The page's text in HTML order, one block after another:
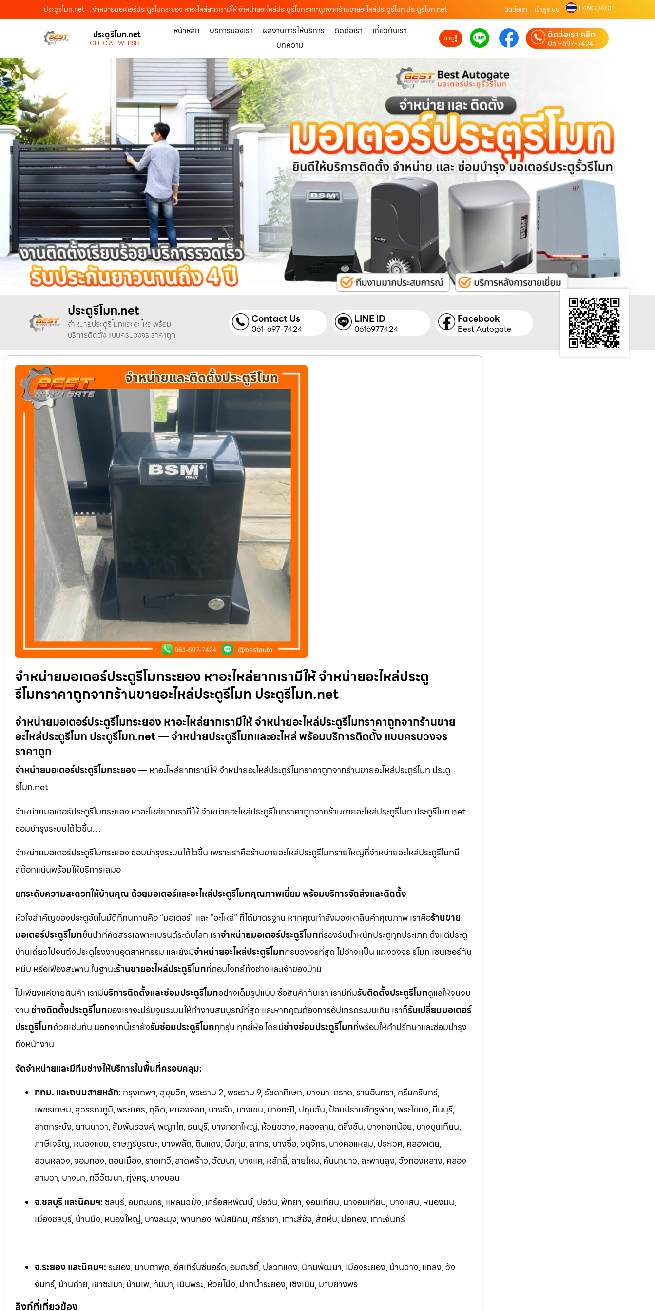
ประตูรีโมท.net : จำหน่ายมอเตอร์ประตูรีโมทระยอง หาอะไหล่ยากเรามีให้ จำหน่ายอะไหล่ประตูรีโมทราคาถูกจากร้านขายอะไหล่ประตูรีโมท ประตูรีโมท.net ติดต่อเรา เข้าสู่ระบบ LANGUAGE
ประตูรีโมท.net
OFFICIAL WEBSITE
หน้าหลัก บริการของเรา ผลงานการให้บริการ ติดต่อเรา
เกี่ยวกับเรา
บทความ
เมนู ติดต่อเรา คลิก
061-697-7424
ประตูรีโมท.net
จำหน่ายประตูรีโมทและอะไหล่ พร้อม
บริการติดตั้ง แบบครบวงจร ราคาถูก
Contact Us
061-697-7424
LINE ID
0616977424
Facebook
Best Autogate
จำหน่ายมอเตอร์ประตูรีโมทระยอง หาอะไหล่ยากเรามีให้ จำหน่ายอะไหล่ประตู
รีโมทราคาถูกจากร้านขายอะไหล่ประตูรีโมท ประตูรีโมท.net
จำหน่ายมอเตอร์ประตูรีโมทระยอง หาอะไหล่ยากเรามีให้ จำหน่ายอะไหล่ประตูรีโมทราคาถูกจากร้านขาย
อะไหล่ประตูรีโมท ประตูรีโมท.net — จำหน่ายประตูรีโมทและอะไหล่ พร้อมบริการติดตั้ง แบบครบวงจร
ราคาถูก
จำหน่ายมอเตอร์ประตูรีโมทระยอง— หาอะไหล่ยากเรามีให้ จำหน่ายอะไหล่ประตูรีโมทราคาถูกจากร้านขายอะไหล่ประตูรีโมท ประตู
รีโมท.net
จำหน่ายมอเตอร์ประตูรีโมทระยอง หาอะไหล่ยากเรามีให้ จำหน่ายอะไหล่ประตูรีโมทราคาถูกจากร้านขายอะไหล่ประตูรีโมท ประตูรีโมท.net
ซ่อมบำรุงระบบได้ไวขึ้น…
จำหน่ายมอเตอร์ประตูรีโมทระยอง ซ่อมบำรุงระบบได้ไวขึ้น เพราะเราคือร้านขายอะไหล่ประตูรีโมทรายใหญ่ที่จำหน่ายอะไหล่ประตูรีโมทมี
สต๊อกแน่นพร้อมให้บริการเสมอ
ยกระดับความสะดวกให้บ้านคุณ ด้วยมอเตอร์และอะไหล่ประตูรีโมทคุณภาพเยี่ยม พร้อมบริการจัดส่งและติดตั้ง
หัวใจสำคัญของประตูอัตโนมัติที่ทนทานคือ “มอเตอร์” และ “อะไหล่” ที่ได้มาตรฐาน หากคุณกำลังมองหาสินค้าคุณภาพ เราคือร้านขาย
มอเตอร์ประตูรีโมทชั้นนำที่คัดสรรเฉพาะแบรนด์ระดับโลก เราจำหน่ายมอเตอร์ประตูรีโมทที่รองรับน้ำหนักประตูทุกประเภท ตั้งแต่ประตู
บ้านเดี่ยวไปจนถึงประตูโรงงานอุตสาหกรรม และยังมีจำหน่ายอะไหล่ประตูรีโมทครบวงจรที่สุด ไม่ว่าจะเป็น แผงวงจร รีโมท เซนเซอร์กัน
หนีบ หรือเฟืองสะพาน ในฐานะร้านขายอะไหล่ประตูรีโมทที่ตอบโจทย์ทั้งช่างและเจ้าของบ้าน
ไม่เพียงแค่ขายสินค้า เรามีบริการติดตั้งและซ่อมประตูรีโมทอย่างเต็มรูปแบบ ซื้อสินค้ากับเรา เรามีทีมรับติดตั้งประตูรีโมทดูแลให้จนจบ
งาน ช่างติดตั้งประตูรีโมทของเราจะปรับจูนระบบให้ทำงานสมบูรณ์ที่สุด และหากคุณต้องการอัปเกรดระบบเดิม เราก็รับเปลี่ยนมอเตอร์
ประตูรีโมทด้วยเช่นกัน นอกจากนี้เรายังรับซ่อมประตูรีโมททุกรุ่น ทุกยี่ห้อ โดยมีช่างซ่อมประตูรีโมทที่พร้อมให้คำปรึกษาและซ่อมบำรุง
ถึงหน้างาน
จัดจำหน่ายและมีทีมช่างให้บริการในพื้นที่ครอบคลุม:
กทม. และถนนสายหลัก: กรุงเทพฯ, สุขุมวิท, พระราม 2, พระราม 9, รัชดาภิเษก, บางนา-ตราด, รามอินทรา, ศรีนครินทร์,
เพชรเกษม, สุวรรณภูมิ, พระนคร, ดุสิต, หนองจอก, บางรัก, บางเขน, บางกะปิ, ปทุมวัน, ป้อมปราบศัตรูพ่าย, พระโขนง, มีนบุรี,
ลาดกระบัง, ยานนาวา, สัมพันธวงศ์, พญาไท, ธนบุรี, บางกอกใหญ่, ห้วยขวาง, คลองสาน, ตลิ่งชัน, บางกอกน้อย, บางขุนเทียน,
ภาษีเจริญ, หนองแขม, ราษฎร์บูรณะ, บางพลัด, ดินแดง, บึงกุ่ม, สาทร, บางซื่อ, จตุจักร, บางคอแหลม, ประเวศ, คลองเตย,
สวนหลวง, จอมทอง, ดอนเมือง, ราชเทวี, ลาดพร้าว, วัฒนา, บางแค, หลักสี่, สายไหม, คันนายาว, สะพานสูง, วังทองหลาง, คลอง
สามวา, บางนา, ทวีวัฒนา, ทุ่งครุ, บางบอน
จ.ชลบุรี และนิคมฯ: ชลบุรี, อมตะนคร, แหลมฉบัง, เครือสหพัฒน์, บ่อวิน, พัทยา, จอมเทียน, นาจอมเทียน, บางแสน, หนองมน,
เมืองชลบุรี, บ้านบึง, หนองใหญ่, บางละมุง, พานทอง, พนัสนิคม, ศรีราชา, เกาะสีชัง, สัตหีบ, บ่อทอง, เกาะจันทร์
จ.ระยอง และนิคมฯ:ระยอง, มาบตาพุด, อีสเทิร์นซีบอร์ด, อมตะซิตี้, ปลวกแดง, นิคมพัฒนา, เมืองระยอง, บ้านฉาง, แกลง, วัง
จันทร์, บ้านค่าย, เขาชะเมา, บ้านเพ, ทับมา, เนินพระ, ห้วยโป่ง, ปากน้ำระยอง, เชิงเนิน, มาบยางพร
ลิงก์ที่เกี่ยวข้อง